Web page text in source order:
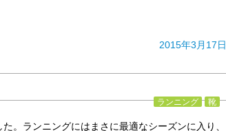
2015年3月17日
ランニング 靴
。ランニングにはまさに最適なシーズンに入り、